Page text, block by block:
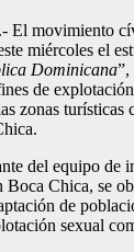
movimiento
miércoles el
Dominicana”,
de
zonas
del equipo de
Boca Chica, se
de
sexual